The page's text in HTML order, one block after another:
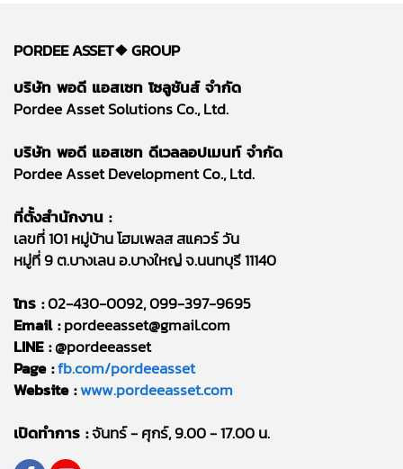
PORDEE ASSET❖GROUP
บริษัท พอดี แอสเซท โซลูชันส์ จำกัด
Pordee Asset Solutions Co., Ltd.
บริษัท พอดี แอสเซท ดีเวลลอปเมนท์ จำกัด
Pordee Asset Development Co., Ltd.
ที่ตั้งสำนักงาน :
เลขที่ 101 หมู่บ้าน โฮมเพลส สแควร์ วัน
หมู่ที่ 9 ต.บางเลน อ.บางใหญ่ จ.นนทบุรี 11140
โทร :02-430-0092, 099-397-9695
Email :pordeeasset@gmail.com
LINE :@pordeeasset
Page :fb.com/pordeeasset
Website :www.pordeeasset.com
เปิดทำการ :จันทร์ - ศุกร์, 9.00 - 17.00 น.